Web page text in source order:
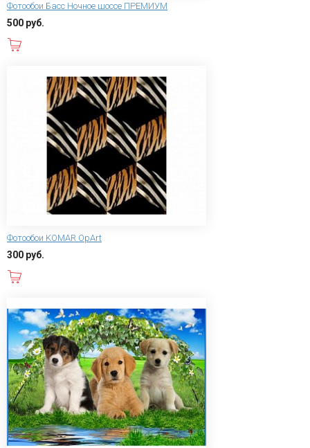
Фотообои Басс Ночное шоссе ПРЕМИУМ
500 руб.
Фотообои KOMAR OpArt
300 руб.